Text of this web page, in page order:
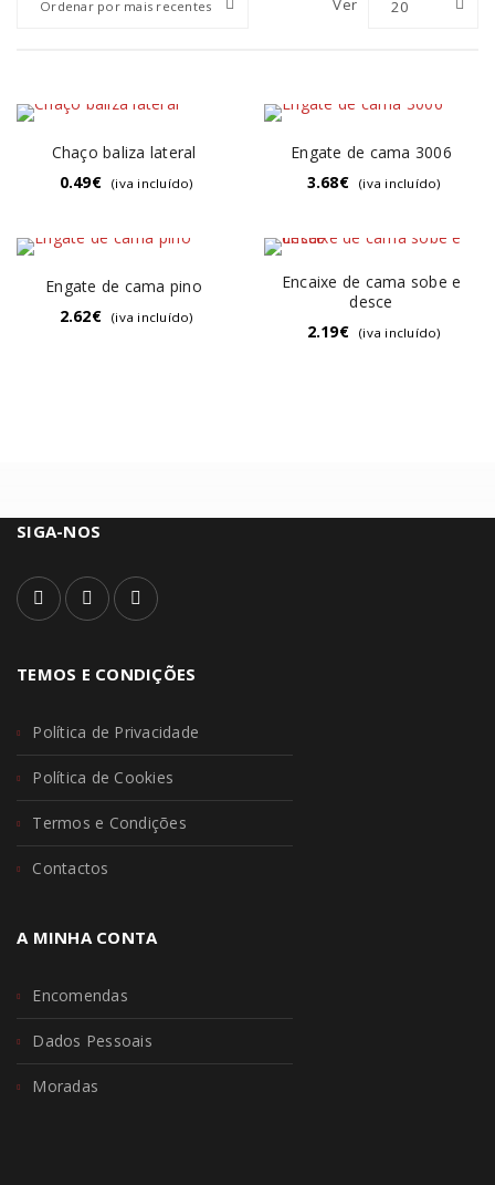
Ordenar por mais recentes Ver 20
Chaço baliza lateral
0.49€ (iva incluído)
Engate de cama 3006
3.68€ (iva incluído)
Engate de cama pino
2.62€ (iva incluído)
Encaixe de cama sobe e
desce
2.19€ (iva incluído)
SIGA-NOS
TEMOS E CONDIÇÕES
Política de Privacidade
Política de Cookies
Termos e Condições
Contactos
A MINHA CONTA
Encomendas
Dados Pessoais
Moradas